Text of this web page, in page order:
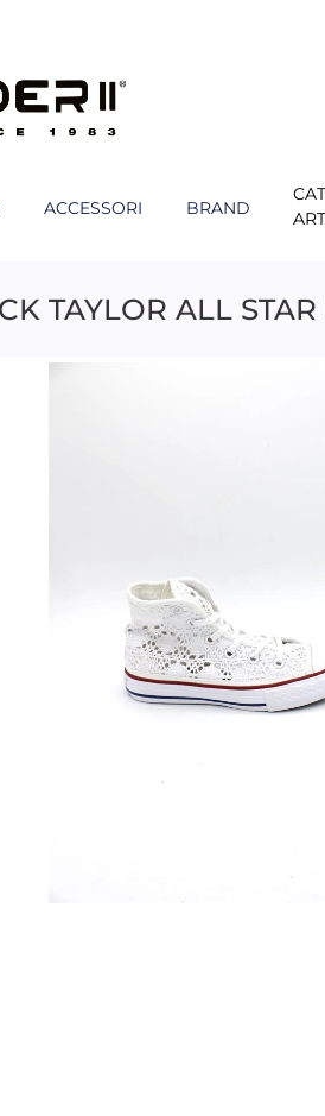
ACCESSORI BRAND
TAYLOR ALL STAR